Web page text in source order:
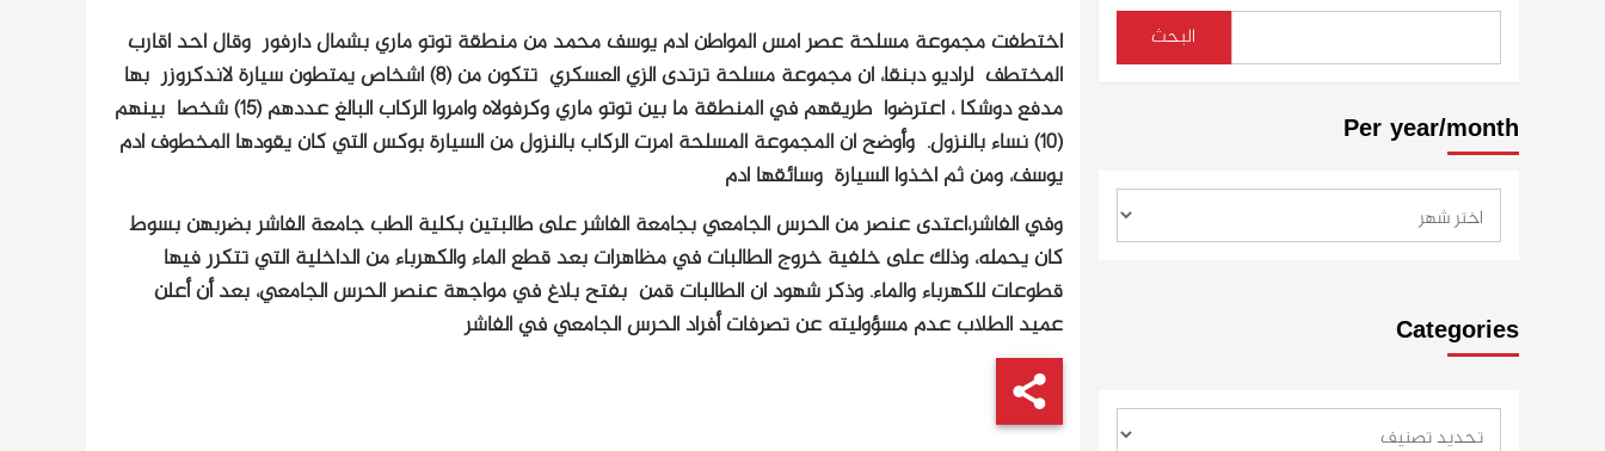
اختطفت مجموعة مسلحة عصر امس المواطن ادم يوسف محمد من منطقة توتو ماري بشمال دارفوروقال احد اقارب
المختطف لراديو دبنقا، ان مجموعة مسلحة ترتدى الزي العسكري تتكون من (8) اشخاص يمتطون سيارة لاندكروزر بها
مدفع دوشكا ، اعترضوا طريقهم في المنطقة ما بين توتو ماري وكرفولاه وامروا الركاب البالغ عددهم (15) شخصا بينهم
(10) نساء بالنزول. وأوضح ان المجموعة المسلحة امرت الركاب بالنزول من السيارة بوكس التي كان يقودها المخطوف ادم
يوسف، ومن ثم اخذوا السيارة وسائقها ادم
وفي الفاشر،اعتدى عنصر من الحرس الجامعي بجامعة الفاشر على طالبتين بكلية الطب جامعة الفاشر بضربهن بسوط
كان يحمله، وذلك على خلفية خروج الطالبات في مظاهرات بعد قطع الماء والكهرباء من الداخلية التي تتكرر فيها
قطوعات للكهرباء والماء. وذكر شهود ان الطالبات قمن بفتح بلاغ في مواجهة عنصر الحرس الجامعي، بعد أن أعلن
عميد الطلاب عدم مسؤوليته عن تصرفات أفراد الحرس الجامعي في الفاشر
البحث
Per year/month
Categories